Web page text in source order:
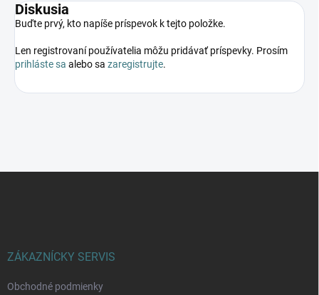
Diskusia
Buďte prvý, kto napíše príspevok k tejto položke.
Len registrovaní používatelia môžu pridávať príspevky. Prosím
prihláste sa alebo sa zaregistrujte.
ZÁKAZNÍCKY SERVIS
Obchodné podmienky